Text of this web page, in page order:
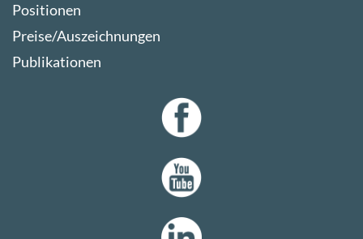
Positionen
Preise/Auszeichnungen
Publikationen